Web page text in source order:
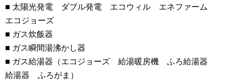
■ 太陽光発電 ダブル発電 エコウィル エネファーム
エコジョーズ
■ ガス炊飯器
■ ガス瞬間湯沸かし器
■ ガス給湯器（エコジョーズ 給湯暖房機 ふろ給湯器
給湯器 ふろがま）